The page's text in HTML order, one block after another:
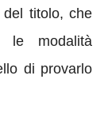
del titolo, che
le modalità
di provarlo